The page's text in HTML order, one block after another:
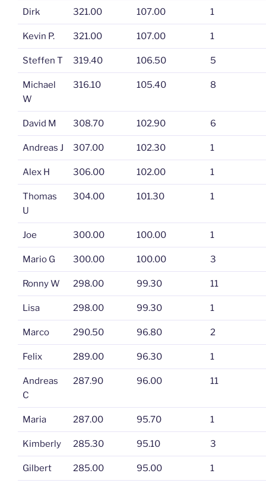
Dirk 321.00 107.00 1
Kevin P. 321.00 107.00 1
Steffen T 319.40 106.50 5
Michael
W
316.10 105.40 8
David M 308.70 102.90 6
Andreas J 307.00 102.30 1
Alex H 306.00 102.00 1
Thomas
U
304.00 101.30 1
Joe 300.00 100.00 1
Mario G 300.00 100.00 3
Ronny W 298.00 99.30 11
Lisa 298.00 99.30 1
Marco 290.50 96.80 2
Felix 289.00 96.30 1
Andreas
C
287.90 96.00 11
Maria 287.00 95.70 1
Kimberly 285.30 95.10 3
Gilbert 285.00 95.00 1